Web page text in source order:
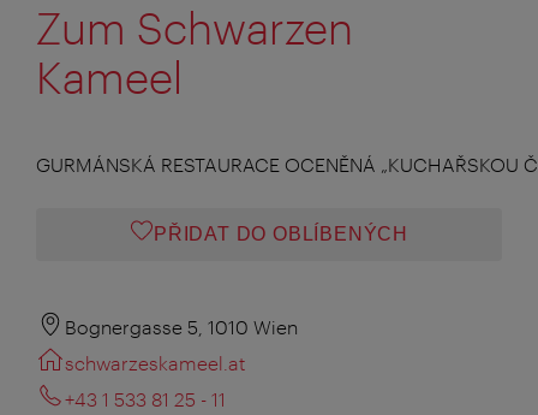
Zum Schwarzen
Kameel
GURMÁNSKÁ RESTAURACE OCENĚNÁ „KUCHAŘSKOU
PŘIDAT DO OBLÍBENÝCH
Bognergasse 5, 1010 Wien
schwarzeskameel.at
+43 1 533 81 25 - 11